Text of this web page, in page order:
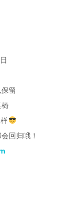
留
回归哦！